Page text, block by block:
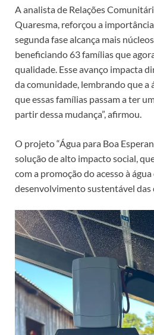
A analista de Relações
Quaresma, reforçou a importância
segunda fase alcança mais
beneficiando 63 famílias que
qualidade. Esse avanço impacta
da comunidade, lembrando que a
que essas famílias passam a ter
partir dessa mudança”, afirmou.
O projeto “Água para Boa
solução de alto impacto social,
com a promoção do acesso à água
desenvolvimento sustentável das